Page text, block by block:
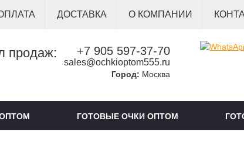
ДОСТАВКА О КОМПАНИИ
продаж: +7 905 597-37-70
sales@ochkioptom555.ru
Город: Москва
ГОТОВЫЕ ОЧКИ ОПТОМ